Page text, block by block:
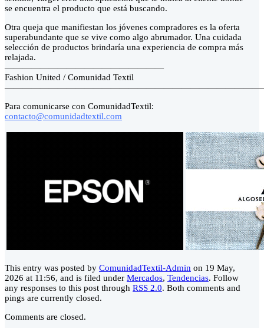
se encuentra el producto que está buscando.
Otra queja que manifiestan los jóvenes compradores es la oferta
superabundante que se vive como algo abrumador. Una cuidada
selección de productos brindaría una experiencia de compra más
relajada.
——————————————————
Fashion United / Comunidad Textil
Para comunicarse con ComunidadTextil:
contacto@comunidadtextil.com
This entry was posted by ComunidadTextil-Admin on 19 May,
2026 at 11:56, and is filed under Mercados, Tendencias. Follow
any responses to this post through RSS 2.0. Both comments and
pings are currently closed.
Comments are closed.